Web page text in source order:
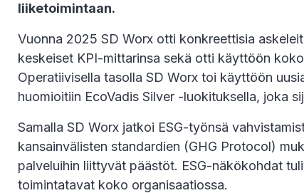
liiketoimintaan.
Vuonna 2025 SD Worx otti konkreettisia
keskeiset KPI-mittarinsa sekä otti käyttöön
Operatiivisella tasolla SD Worx toi käyttöön
huomioitiin EcoVadis Silver -luokituksella, joka
Samalla SD Worx jatkoi ESG-työnsä
kansainvälisten standardien (GHG Protocol)
palveluihin liittyvät päästöt. ESG-näkökohdat
toimintatavat koko organisaatiossa.